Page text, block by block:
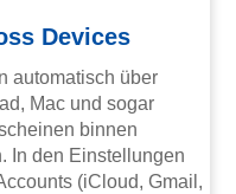
Devices
automatisch über
Mac und sogar
binnen
In den Einstellungen
(iCloud, Gmail,